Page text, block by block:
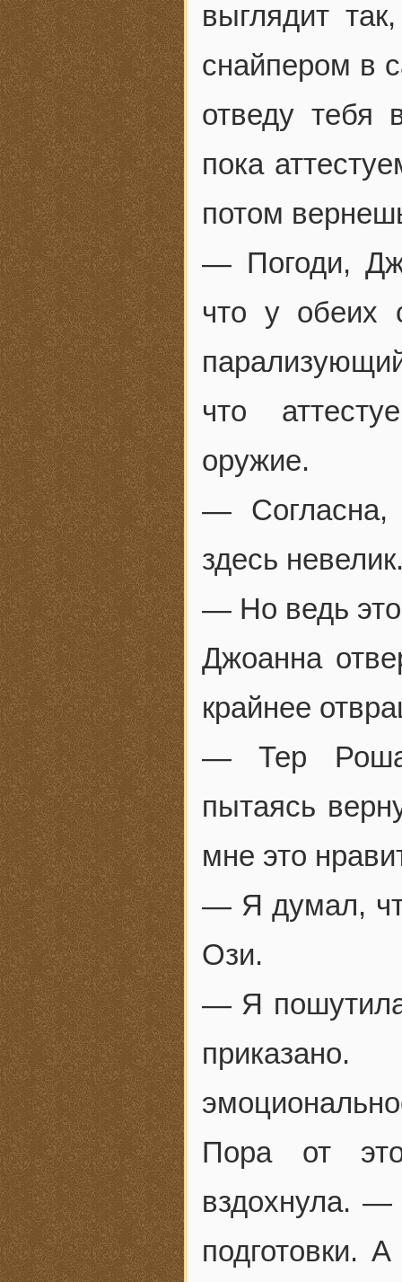
выглядит
снайпером в
отведу тебя
пока
потом
— Погоди,
что у обеих
что
оружие.
— Согласна,
здесь
— Но ведь
Джоанна
крайнее
— Тер
пытаясь
мне это
— Я думал,
Ози.
— Я
Пора от
вздохнула. —
подготовки.